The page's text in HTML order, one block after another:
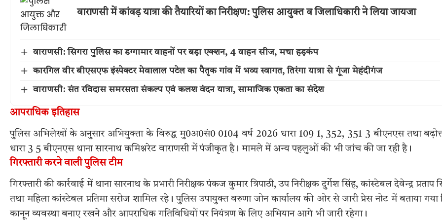
वाराणसी में कांवड़ यात्रा की तैयारियों का निरीक्षण: पुलिस आयुक्त व जिलाधिकारी ने लिया जायजा
वाराणसी: सिगरा पुलिस का डग्गामार वाहनों पर बड़ा एक्शन, 4 वाहन सीज, मचा हड़कंप
कारगिल वीर बीएसएफ इंस्पेक्टर मेवालाल पटेल का पैतृक गांव में भव्य स्वागत, तिरंगा यात्रा से गूंजा मेहंदीगंज
वाराणसी: संत रविदास समरसता संकल्प एवं कलश वंदन यात्रा, सामाजिक एकता का संदेश
आपराधिक इतिहास
पुलिस अभिलेखों के अनुसार अभियुक्ता के विरुद्ध मु0अ0सं0 0104 वर्ष 2026 धारा 109 1, 352, 351 3 बीएनएस तथा
धारा 3 5 बीएनएस थाना सारनाथ कमिश्नरेट वाराणसी में पंजीकृत है। मामले में अन्य पहलुओं की भी जांच की जा रही है।
गिरफ्तारी करने वाली पुलिस टीम
गिरफ्तारी की कार्रवाई में थाना सारनाथ के प्रभारी निरीक्षक पंकज कुमार त्रिपाठी, उप निरीक्षक दुर्गेश सिंह, कांस्टेबल देवेन्द्र प्रताप
तथा महिला कांस्टेबल प्रतिमा सरोज शामिल रहे। पुलिस उपायुक्त वरुणा जोन कार्यालय की ओर से जारी प्रेस नोट में बताया गया
कानून व्यवस्था बनाए रखने और आपराधिक गतिविधियों पर नियंत्रण के लिए अभियान आगे भी जारी रहेगा।